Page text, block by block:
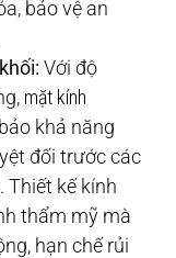
bảo vệ an
Với độ
mặt kính
khả năng
đối trước các
Thiết kế kính
thẩm mỹ mà
hạn chế rủi